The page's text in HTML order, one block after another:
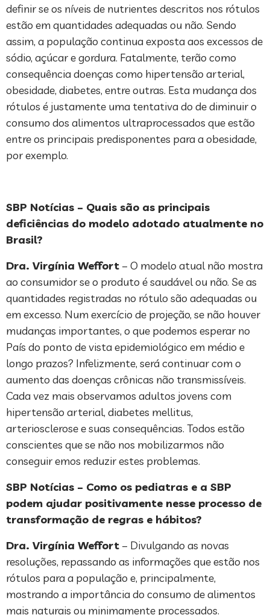
definir se os níveis de nutrientes descritos nos rótulos
estão em quantidades adequadas ou não. Sendo
assim, a população continua exposta aos excessos de
sódio, açúcar e gordura. Fatalmente, terão como
consequência doenças como hipertensão arterial,
obesidade, diabetes, entre outras. Esta mudança dos
rótulos é justamente uma tentativa do de diminuir o
consumo dos alimentos ultraprocessados que estão
entre os principais predisponentes para a obesidade,
por exemplo.
SBP Notícias – Quais são as principais
deficiências do modelo adotado atualmente no
Brasil?
Dra. Virgínia Weffort – O modelo atual não mostra
ao consumidor se o produto é saudável ou não. Se as
quantidades registradas no rótulo são adequadas ou
em excesso. Num exercício de projeção, se não houver
mudanças importantes, o que podemos esperar no
País do ponto de vista epidemiológico em médio e
longo prazos? Infelizmente, será continuar com o
aumento das doenças crônicas não transmissíveis.
Cada vez mais observamos adultos jovens com
hipertensão arterial, diabetes mellitus,
arteriosclerose e suas consequências. Todos estão
conscientes que se não nos mobilizarmos não
conseguir emos reduzir estes problemas.
SBP Notícias – Como os pediatras e a SBP
podem ajudar positivamente nesse processo de
transformação de regras e hábitos?
Dra. Virgínia Weffort – Divulgando as novas
resoluções, repassando as informações que estão nos
rótulos para a população e, principalmente,
mostrando a importância do consumo de alimentos
mais naturais ou minimamente processados.